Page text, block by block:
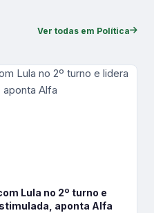
Ver todas em Política
Lula no 2º turno e
aponta Alfa